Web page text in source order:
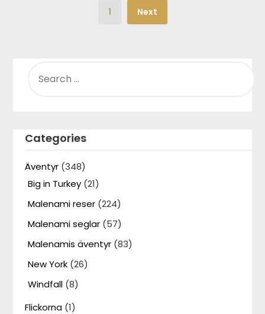
1 Next
FOR:
Categories
Äventyr (348)
Big in Turkey (21)
Malenami reser (224)
Malenami seglar (57)
Malenamis äventyr (83)
New York (26)
Windfall (8)
Flickorna (1)